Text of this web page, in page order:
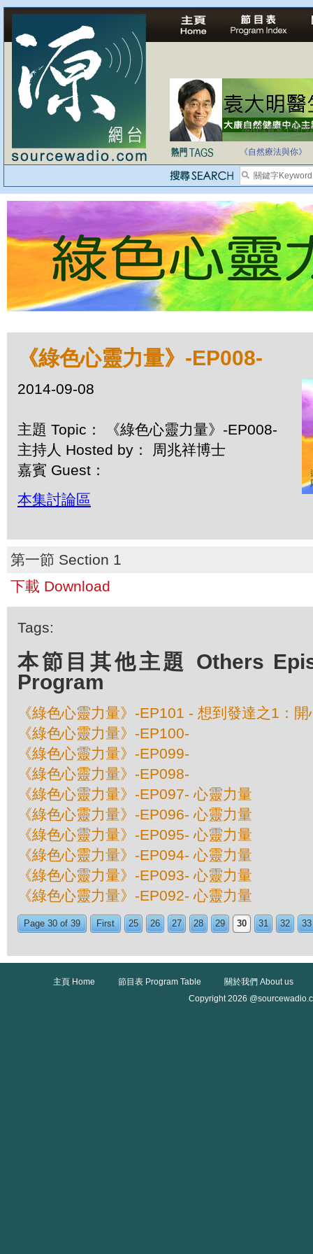
法治社會並不等同
《自然療法與你》
《綠色心靈力量》-EP008-
2014-09-08
主題 Topic： 《綠色心靈力量》-EP008-
主持人 Hosted by： 周兆祥博士
嘉賓 Guest：
本集討論區
第一節 Section 1
下載 Download
Tags:
本節目其他主題 Others
Program
《綠色心靈力量》-EP101 - 想到發達之1：
《綠色心靈力量》-EP100-
《綠色心靈力量》-EP099-
《綠色心靈力量》-EP098-
《綠色心靈力量》-EP097- 心靈力量
《綠色心靈力量》-EP096- 心靈力量
《綠色心靈力量》-EP095- 心靈力量
《綠色心靈力量》-EP094- 心靈力量
《綠色心靈力量》-EP093- 心靈力量
《綠色心靈力量》-EP092- 心靈力量
Page 30 of 39 First 25 26 27 28 29 30 31 32 33
主頁 Home 節目表 Program Table
關於我們 About us
Copyright 2026